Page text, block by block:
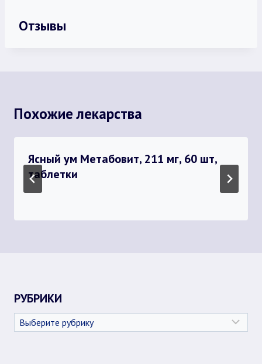
Отзывы
Похожие лекарства
Ясный ум Метабовит, 211 мг, 60 шт,
таблетки
РУБРИКИ
Рубрики